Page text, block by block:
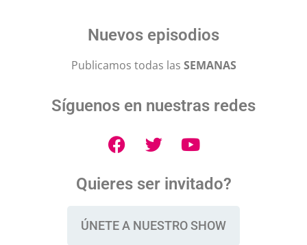
Nuevos episodios
Publicamos todas las SEMANAS
Síguenos en nuestras redes
Quieres ser invitado?
ÚNETE A NUESTRO SHOW